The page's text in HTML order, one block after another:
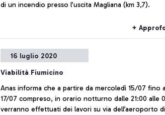
di un incendio presso l’uscita Magliana (km 3,7).
+
16 luglio 2020
Viabilità Fiumicino
Anas informa che a partire da mercoledì 15/07 fino
17/07 compreso, in orario notturno dalle 21:00 alle
verranno effettuati dei lavori su via dell’aeroporto di